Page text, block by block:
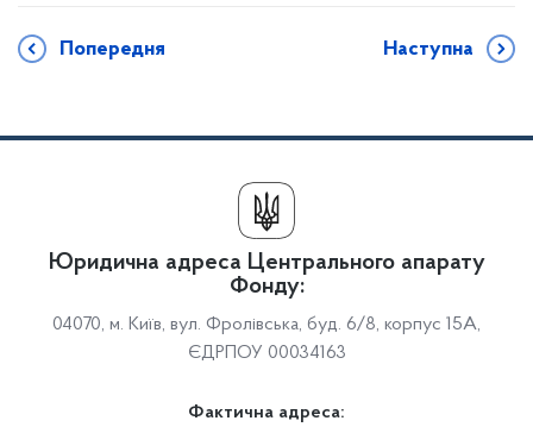
Попередня Наступна
Юридична адреса Центрального апарату
Фонду:
04070, м. Київ, вул. Фролівська, буд. 6/8, корпус 15А,
ЄДРПОУ 00034163
Фактична адреса: